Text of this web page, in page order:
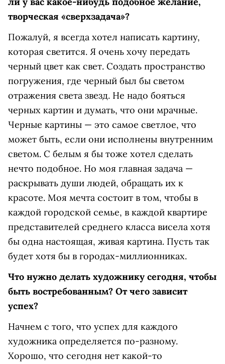
творческая «сверхзадача»?
Пожалуй, я всегда хотел написать картину,
которая светится. Я очень хочу передать
черный цвет как свет. Создать пространство
погружения, где черный был бы светом
отражения света звезд. Не надо бояться
черных картин и думать, что они мрачные.
Черные картины — это самое светлое, что
может быть, если они исполнены внутренним
светом. С белым я бы тоже хотел сделать
нечто подобное. Но моя главная задача —
раскрывать души людей, обращать их к
красоте. Моя мечта состоит в том, чтобы в
каждой городской семье, в каждой квартире
представителей среднего класса висела хотя
бы одна настоящая, живая картина. Пусть так
будет хотя бы в городах-миллионниках.
Что нужно делать художнику сегодня, чтобы
быть востребованным? От чего зависит
успех?
Начнем с того, что успех для каждого
художника определяется по-разному.
Хорошо, что сегодня нет какой-то